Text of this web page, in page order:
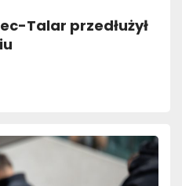
Talar przedłużył